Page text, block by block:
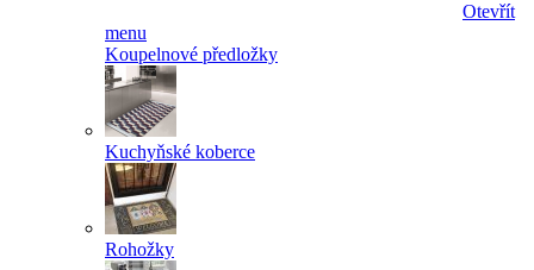
Otevřít
menu
Koupelnové předložky
Kuchyňské koberce
Rohožky